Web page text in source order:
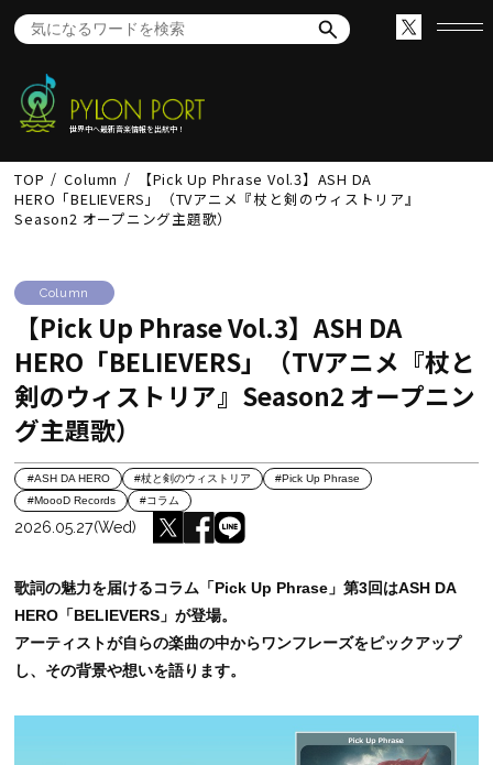
世界中へ最新音楽情報を出航中！
TOP Column
【Pick Up Phrase Vol.3】ASH DA
HERO「BELIEVERS」（TVアニメ『杖と剣のウィストリア』
Season2 オープニング主題歌）
Column
【Pick Up Phrase Vol.3】ASH DA
HERO「BELIEVERS」（TVアニメ『杖と
剣のウィストリア』Season2 オープニン
グ主題歌）
#ASH DA HERO #杖と剣のウィストリア
#Pick Up Phrase
#MoooD Records
#コラム
2026.05.27(Wed)
歌詞の魅力を届けるコラム「Pick Up Phrase」第3回はASH DA
HERO「BELIEVERS」が登場。
アーティストが自らの楽曲の中からワンフレーズをピックアップ
し、その背景や想いを語ります。